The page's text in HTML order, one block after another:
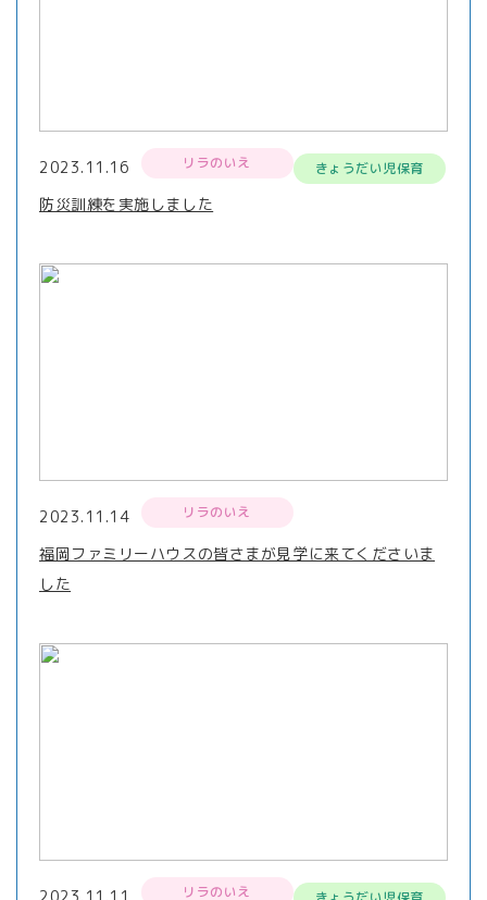
2023.11.16 リラのいえ きょうだい児保育
防災訓練を実施しました
2023.11.14 リラのいえ
福岡ファミリーハウスの皆さまが見学に来てくださいま
した
リラのいえ